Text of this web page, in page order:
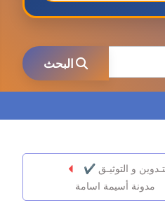
البحث
و التوثيـق ✔
مدونة أسيمة اسامة